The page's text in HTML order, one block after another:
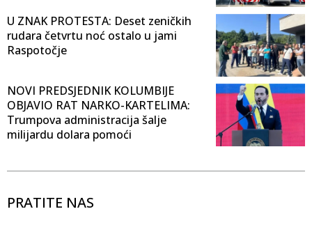
U ZNAK PROTESTA: Deset zeničkih
rudara četvrtu noć ostalo u jami
Raspotočje
NOVI PREDSJEDNIK KOLUMBIJE
OBJAVIO RAT NARKO-KARTELIMA:
Trumpova administracija šalje
milijardu dolara pomoći
PRATITE NAS